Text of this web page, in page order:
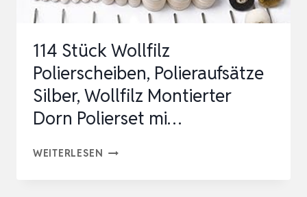
114 Stück Wollfilz
Polierscheiben, Polieraufsätze
Silber, Wollfilz Montierter
Dorn Polierset mi…
WEITERLESEN 114